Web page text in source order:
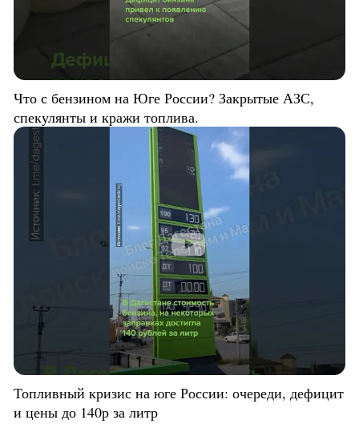
Что с бензином на Юге России? Закрытые АЗС,
спекулянты и кражи топлива.
Топливный кризис на юге России: очереди, дефицит
и цены до 140р за литр